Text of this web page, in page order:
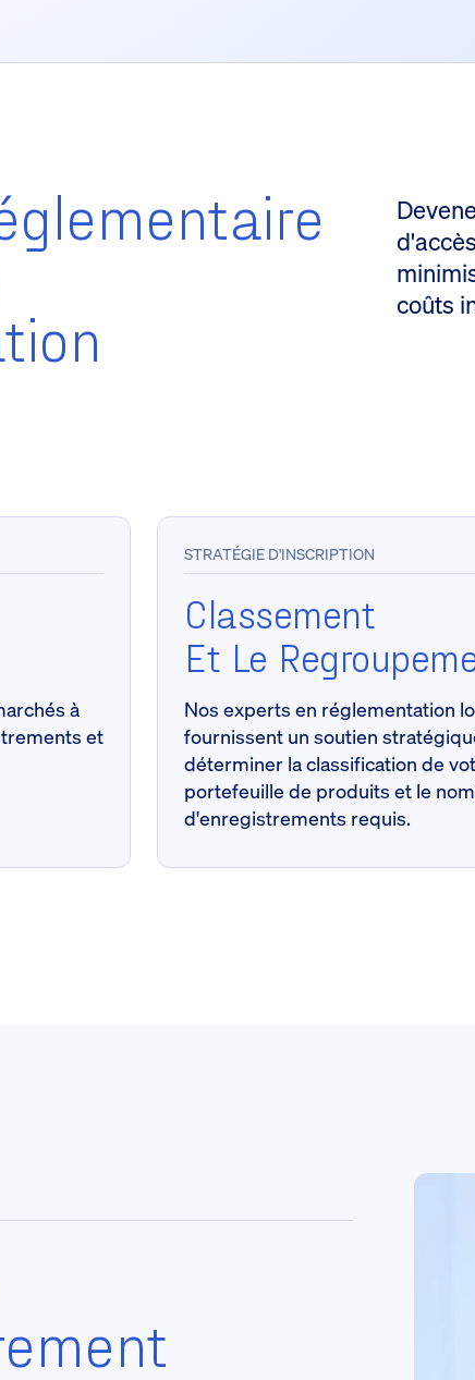
coûts
à
et
STRATÉGIE D'INSCRIPTION
Classement
Et Le
Nos experts en réglementation
fournissent un soutien
déterminer la classification de
portefeuille de produits et le
d'enregistrements requis.